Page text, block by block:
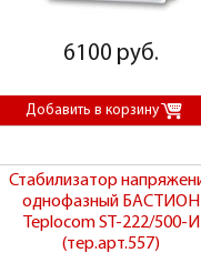
6100 руб.
Стабилизатор
однофазный БАСТИОН
Teplocom ST-222/500-И
(тер.арт.557)